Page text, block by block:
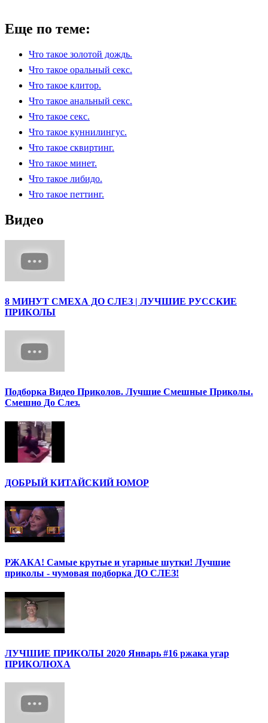
Еще по теме:
Что такое золотой дождь.
Что такое оральный секс.
Что такое клитор.
Что такое анальный секс.
Что такое секс.
Что такое куннилингус.
Что такое сквиртинг.
Что такое минет.
Что такое либидо.
Что такое петтинг.
Видео
8 МИНУТ СМЕХА ДО СЛЕЗ | ЛУЧШИЕ РУССКИЕ
ПРИКОЛЫ
Подборка Видео Приколов. Лучшие Смешные Приколы.
Смешно До Слез.
ДОБРЫЙ КИТАЙСКИЙ ЮМОР
РЖАКА! Самые крутые и угарные шутки! Лучшие
приколы - чумовая подборка ДО СЛЕЗ!
ЛУЧШИЕ ПРИКОЛЫ 2020 Январь #16 ржака угар
ПРИКОЛЮХА